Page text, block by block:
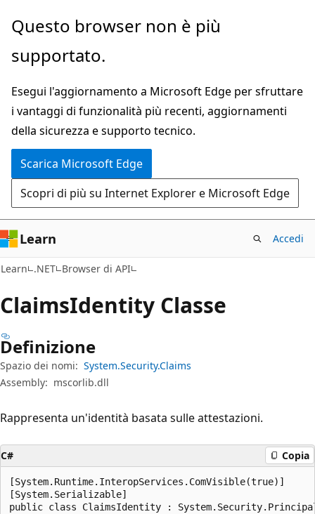
Ignora
passa
contenuto
principale
Passare
allo
spostamento
pagina
Questo browser non è più
supportato.
Esegui l'aggiornamento a Microsoft Edge per sfruttare
i vantaggi di funzionalità più recenti, aggiornamenti
della sicurezza e supporto tecnico.
Scarica Microsoft Edge
Scopri di più su Internet Explorer e Microsoft Edge
Learn Accedi
Learn .NET Browser di API
ClaimsIdentity Classe
Definizione
Spazio dei nomi: System.Security.Claims
Assembly: mscorlib.dll
Rappresenta un'identità basata sulle attestazioni.
C# Copia
[System.Runtime.InteropServices.ComVisible(true)]
[System.Serializable]
public class ClaimsIdentity :